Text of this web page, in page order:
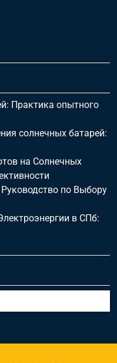
Практика опытного
солнечных батарей:
на Солнечных
по Выбору
в СПб: